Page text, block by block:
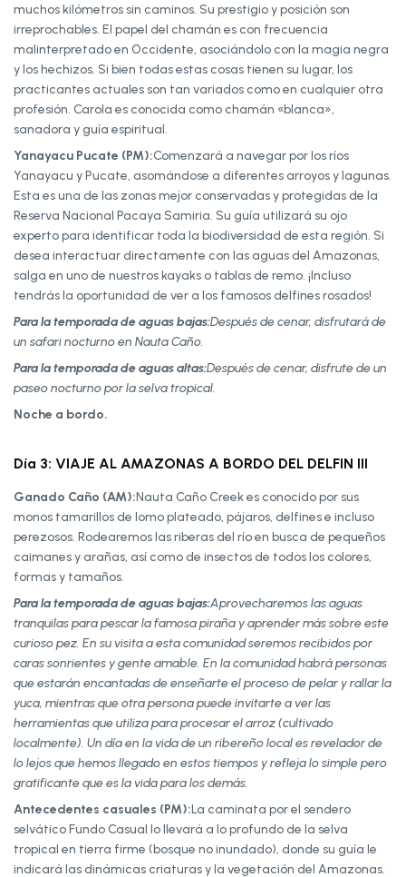
muchos kilómetros sin caminos. Su prestigio y posición son
irreprochables. El papel del chamán es con frecuencia
malinterpretado en Occidente, asociándolo con la magia negra
y los hechizos. Si bien todas estas cosas tienen su lugar, los
practicantes actuales son tan variados como en cualquier otra
profesión. Carola es conocida como chamán «blanca»,
sanadora y guía espiritual.
Yanayacu Pucate (PM):Comenzará a navegar por los ríos
Yanayacu y Pucate, asomándose a diferentes arroyos y lagunas.
Esta es una de las zonas mejor conservadas y protegidas de la
Reserva Nacional Pacaya Samiria. Su guía utilizará su ojo
experto para identificar toda la biodiversidad de esta región. Si
desea interactuar directamente con las aguas del Amazonas,
salga en uno de nuestros kayaks o tablas de remo. ¡Incluso
tendrás la oportunidad de ver a los famosos delfines rosados!
Para la temporada de aguas bajas:Después de cenar, disfrutará de
un safari nocturno en Nauta Caño.
Para la temporada de aguas altas:Después de cenar, disfrute de un
paseo nocturno por la selva tropical.
Noche a bordo.
Día 3: VIAJE AL AMAZONAS A BORDO DEL DELFIN III
Ganado Caño (AM):Nauta Caño Creek es conocido por sus
monos tamarillos de lomo plateado, pájaros, delfines e incluso
perezosos. Rodearemos las riberas del río en busca de pequeños
caimanes y arañas, así como de insectos de todos los colores,
formas y tamaños.
Para la temporada de aguas bajas:Aprovecharemos las aguas
tranquilas para pescar la famosa piraña y aprender más sobre este
curioso pez. En su visita a esta comunidad seremos recibidos por
caras sonrientes y gente amable. En la comunidad habrá personas
que estarán encantadas de enseñarte el proceso de pelar y rallar la
yuca, mientras que otra persona puede invitarte a ver las
herramientas que utiliza para procesar el arroz (cultivado
localmente). Un día en la vida de un ribereño local es revelador de
lo lejos que hemos llegado en estos tiempos y refleja lo simple pero
gratificante que es la vida para los demás.
Antecedentes casuales (PM):La caminata por el sendero
selvático Fundo Casual lo llevará a lo profundo de la selva
tropical en tierra firme (bosque no inundado), donde su guía le
indicará las dinámicas criaturas y la vegetación del Amazonas.